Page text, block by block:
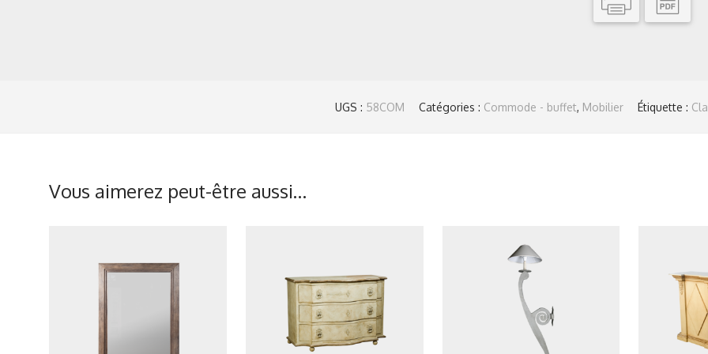
UGS : 58COM Catégories : Commode - buffet, Mobilier Étiquette :
Vous aimerez peut-être aussi…